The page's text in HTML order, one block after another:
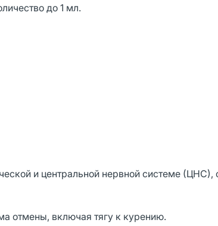
до 1 мл.
и центральной нервной системе (ЦНС),
отмены, включая тягу к курению.